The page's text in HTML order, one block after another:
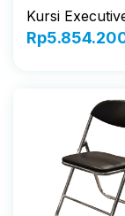
Kursi
Rp